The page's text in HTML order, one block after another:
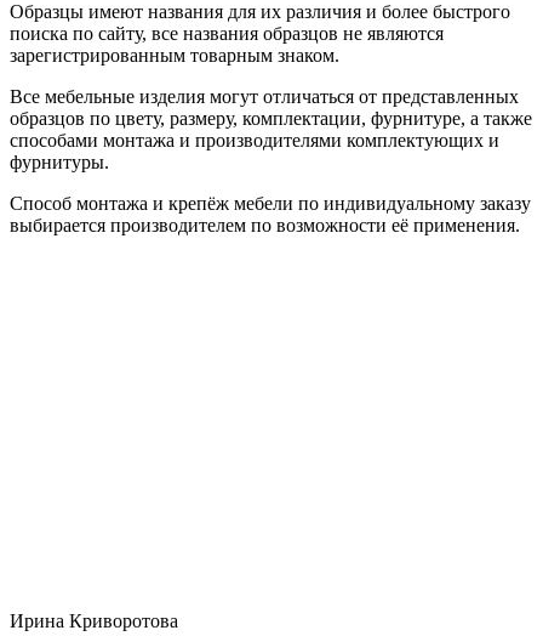
Образцы имеют названия для их различия и более быстрого
поиска по сайту, все названия образцов не являются
зарегистрированным товарным знаком.
Все мебельные изделия могут отличаться от представленных
образцов по цвету, размеру, комплектации, фурнитуре, а также
способами монтажа и производителями комплектующих и
фурнитуры.
Способ монтажа и крепёж мебели по индивидуальному заказу
выбирается производителем по возможности её применения.
Ирина Криворотова